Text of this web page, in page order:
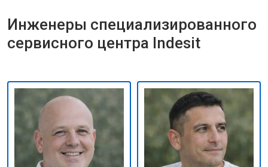
Инженеры специализированного
сервисного центра Indesit